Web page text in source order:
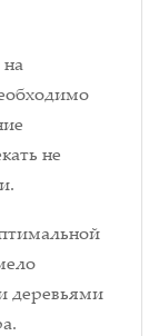
не
деревьями